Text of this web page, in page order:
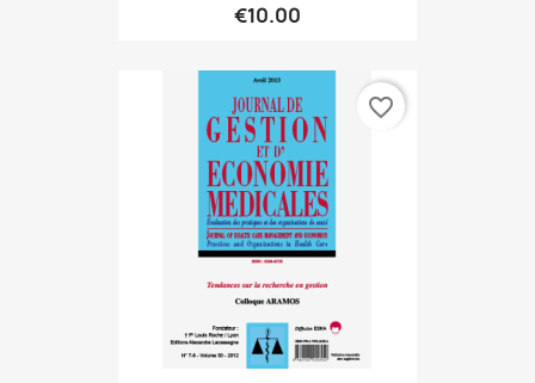
€10.00
favorite_border